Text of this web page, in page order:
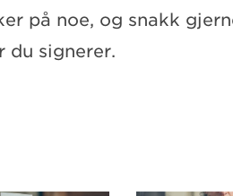
på noe, og snakk
du signerer.